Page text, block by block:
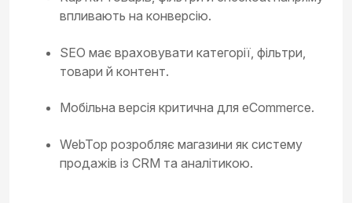
впливають на конверсію.
SEO має враховувати категорії, фільтри,
товари й контент.
Мобільна версія критична для eCommerce.
WebTop розробляє магазини як систему
продажів із CRM та аналітикою.